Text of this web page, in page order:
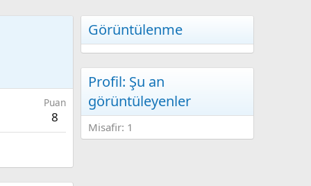
Puan
8
Görüntülenme
Profil: Şu an
görüntüleyenler
Misafir: 1